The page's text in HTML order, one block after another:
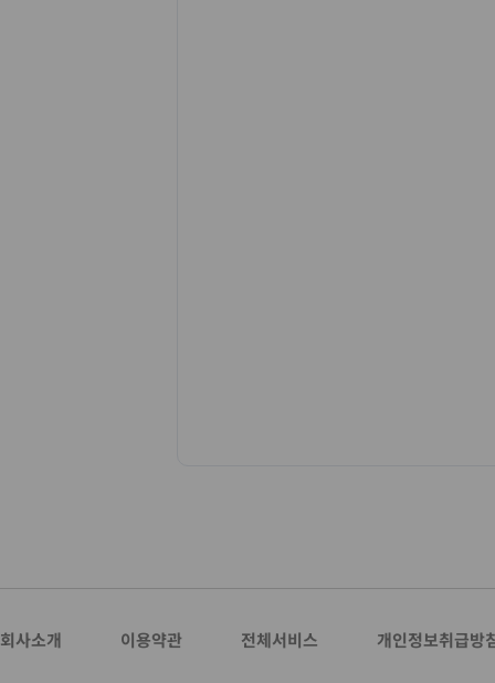
회사소개 이용약관 전체서비스 개인정보취급방